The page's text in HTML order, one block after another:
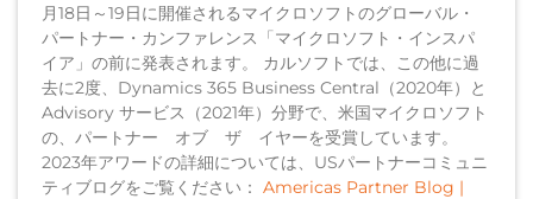
月18日～19日に開催されるマイクロソフトのグローバル・
パートナー・カンファレンス「マイクロソフト・インスパ
イア」の前に発表されます。 カルソフトでは、この他に過
去に2度、Dynamics 365 Business Central（2020年）と
Advisory サービス（2021年）分野で、米国マイクロソフト
の、パートナー オブ ザ イヤーを受賞しています。
2023年アワードの詳細については、USパートナーコミュニ
ティブログをご覧ください：Americas Partner Blog |